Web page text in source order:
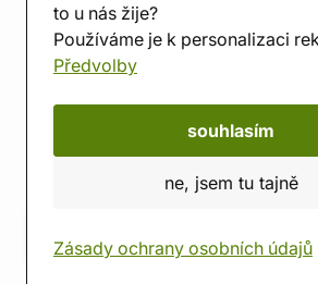
to u nás žije?
Používáme je k personalizaci
Předvolby
souhlasím
ne, jsem tu tajně
Zásady ochrany osobních údajů
Herna
O nás
Hodnocení obchodu